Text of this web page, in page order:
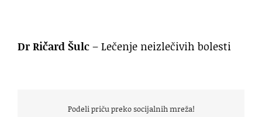
Dr Ričard Šulc– Lečenje neizlečivih bolesti
Podeli priču preko socijalnih mreža!